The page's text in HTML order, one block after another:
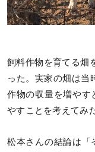
飼料作物を育てる畑
った。実家の畑は当
作物の収量を増やす
やすことを考えてみ
松本さんの結論は「